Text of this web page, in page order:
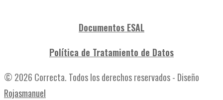
Documentos ESAL
Política de Tratamiento de Datos
© 2026 Correcta. Todos los derechos reservados - Diseño
Rojasmanuel